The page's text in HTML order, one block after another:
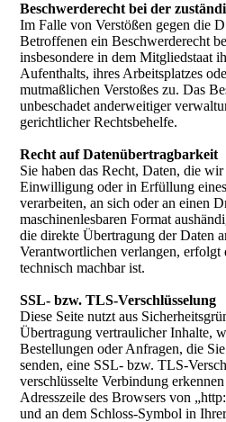
Beschwerderecht bei der
Im Falle von Verstößen gegen die
Betroffenen ein Beschwerderecht
insbesondere in dem Mitgliedstaat
Aufenthalts, ihres Arbeitsplatzes
mutmaßlichen Verstoßes zu. Das
unbeschadet anderweitiger
gerichtlicher Rechtsbehelfe.
Recht auf Datenübertragbarkeit
Sie haben das Recht, Daten, die
Einwilligung oder in Erfüllung
verarbeiten, an sich oder an einen
maschinenlesbaren Format
die direkte Übertragung der Daten
Verantwortlichen verlangen, erfolgt
technisch machbar ist.
SSL- bzw. TLS-Verschlüsselung
Diese Seite nutzt aus
Übertragung vertraulicher Inhalte,
Bestellungen oder Anfragen, die
senden, eine SSL- bzw. TLS-
verschlüsselte Verbindung
Adresszeile des Browsers von
und an dem Schloss-Symbol in